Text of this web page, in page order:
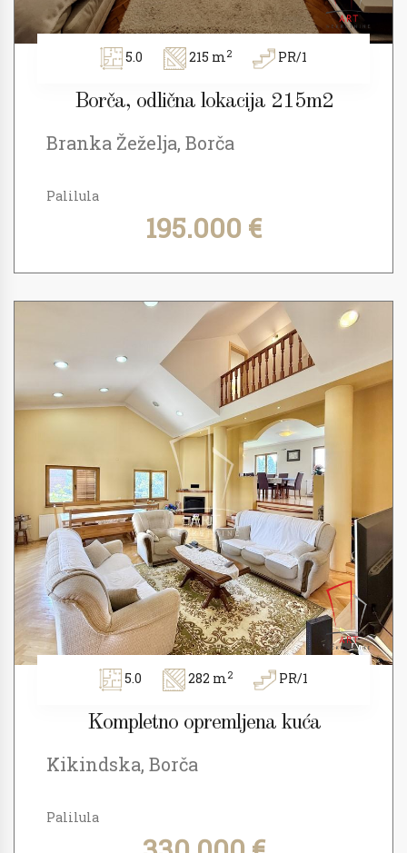
5.0 215 m2 PR/1
Borča, odlična lokacija 215m2
Branka Žeželja, Borča
Palilula
195.000 €
5.0 282 m2 PR/1
Kompletno opremljena kuća
Kikindska, Borča
Palilula